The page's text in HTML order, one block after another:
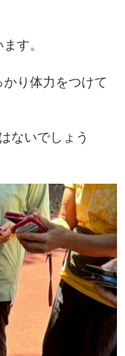
す。
り体力をつけて
ないでしょう